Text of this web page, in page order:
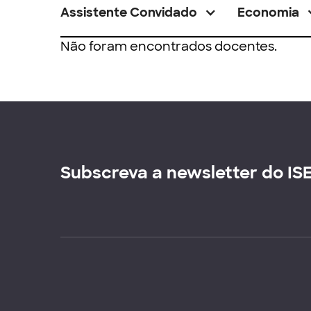
Assistente Convidado Economia
Não foram encontrados docentes.
Subscreva a newsletter do